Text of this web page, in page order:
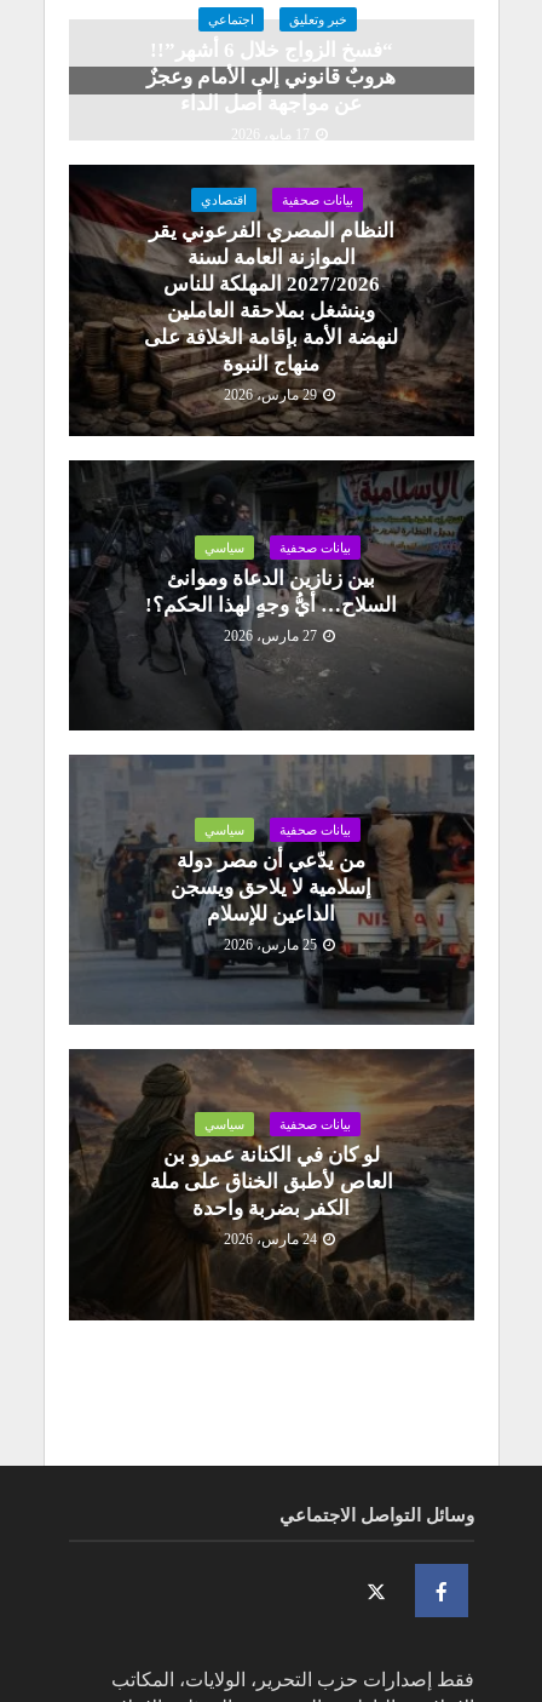
خبر وتعليق اجتماعي
“فسخ الزواج خلال 6 أشهر”!!
هروبٌ قانوني إلى الأمام وعجزٌ
عن مواجهة أصل الداء
بيانات صحفية اقتصادي
النظام المصري الفرعوني يقر
الموازنة العامة لسنة
2027/2026 المهلكة للناس
وينشغل بملاحقة العاملين
لنهضة الأمة بإقامة الخلافة على
منهاج النبوة
29 مارس، 2026
بيانات صحفية سياسي
بين زنازين الدعاة وموانئ
السلاح… أيُّ وجهٍ لهذا الحكم؟!
27 مارس، 2026
بيانات صحفية سياسي
من يدّعي أن مصر دولة
إسلامية لا يلاحق ويسجن
الداعين للإسلام
25 مارس، 2026
بيانات صحفية سياسي
لو كان في الكنانة عمرو بن
العاص لأطبق الخناق على ملة
الكفر بضربة واحدة
24 مارس، 2026
وسائل التواصل الاجتماعي
فقط إصدارات حزب التحرير، الولايات، المكاتب